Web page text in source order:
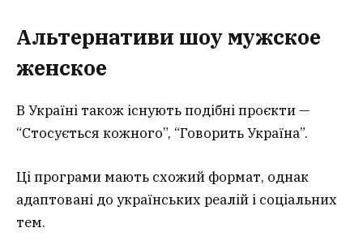
Альтернативи шоу мужское
женское
В Україні також існують подібні проєкти —
“Стосується кожного”, “Говорить Україна”.
Ці програми мають схожий формат, однак
адаптовані до українських реалій і соціальних
тем.